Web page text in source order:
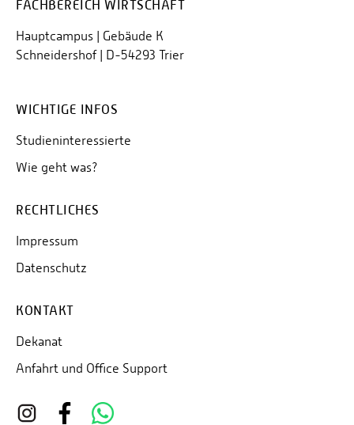
FACHBEREICH WIRTSCHAFT
Hauptcampus | Gebäude K
Schneidershof | D-54293 Trier
WICHTIGE INFOS
Studieninteressierte
Wie geht was?
RECHTLICHES
Impressum
Datenschutz
KONTAKT
Dekanat
Anfahrt und Office Support